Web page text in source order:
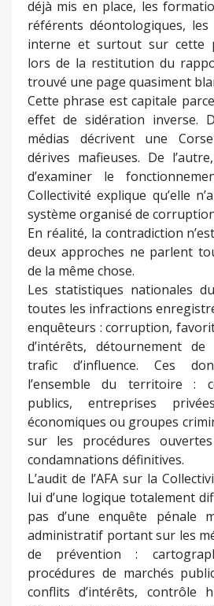
déjà mis en place, les
référents déontologiques,
interne et surtout sur cette
lors de la restitution du
trouvé une page quasiment
Cette phrase est capitale
effet de sidération inverse.
médias décrivent une
dérives mafieuses. De
d’examiner le
Collectivité explique qu’elle
système organisé de
En réalité, la contradiction
deux approches ne parlent
de la même chose.
Les statistiques nationales
toutes les infractions
enquêteurs : corruption,
d’intérêts, détournement
trafic d’influence. Ces
l’ensemble du territoire :
publics, entreprises
économiques ou groupes
sur les procédures
condamnations définitives.
L’audit de l’AFA sur la
lui d’une logique totalement
pas d’une enquête pénale
administratif portant sur les
de prévention :
procédures de marchés
conflits d’intérêts, contrôle